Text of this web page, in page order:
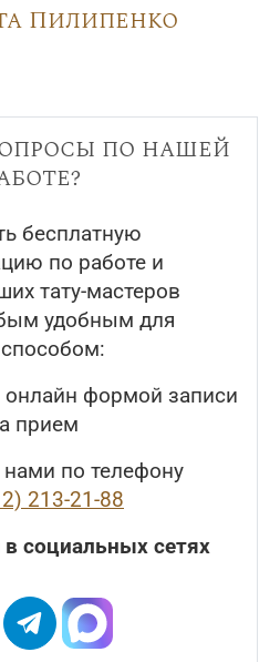
Пилипенко
по нашей
бесплатную
по работе и
тату-мастеров
удобным для
онлайн формой записи
прием
нами по телефону
213-21-88
социальных сетях